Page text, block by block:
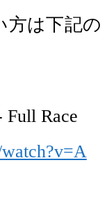
方は下記の
Full Race